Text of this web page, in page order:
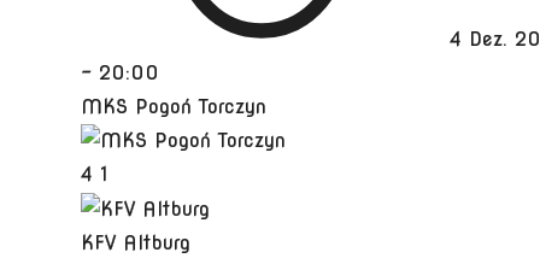
4 Dez.
- 20:00
MKS Pogoń Torczyn
4 1
KFV Altburg